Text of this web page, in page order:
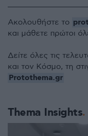
Thema Insights
Ακολουθήστε το
και μάθετε πρώτοι
Δείτε όλες τις
και τον Κόσμο, τη
Protothema.gr